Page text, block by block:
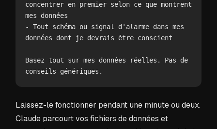
concentrer en premier selon ce que montrent
mes données
- Tout schéma ou signal d'alarme dans mes
données dont je devrais être conscient
Basez tout sur mes données réelles. Pas de
conseils génériques.
Laissez-le fonctionner pendant une minute ou deux.
Claude parcourt vos fichiers de données et